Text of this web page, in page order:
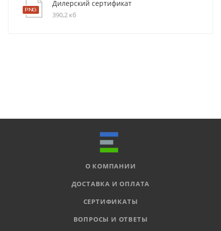
Дилерский сертификат
390,2 кб
О КОМПАНИИ
ДОСТАВКА И ОПЛАТА
СЕРТИФИКАТЫ
ВОПРОСЫ И ОТВЕТЫ